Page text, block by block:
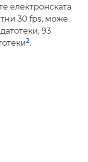
електронската
30 fps, може
93
2.